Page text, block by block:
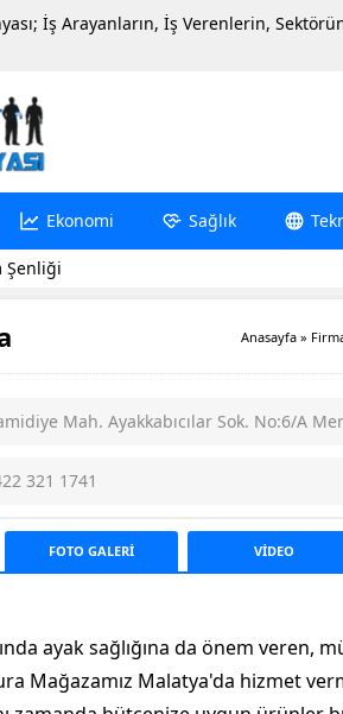
İş Arayanların, İş Verenlerin,
Ekonomi Sağlık
Şenliği
Anasayfa »
Mah. Ayakkabıcılar Sok. No:6/A
321 1741
FOTO GALERİ VİDEO
ayak sağlığına da önem
Mağazamız Malatya'da hizmet